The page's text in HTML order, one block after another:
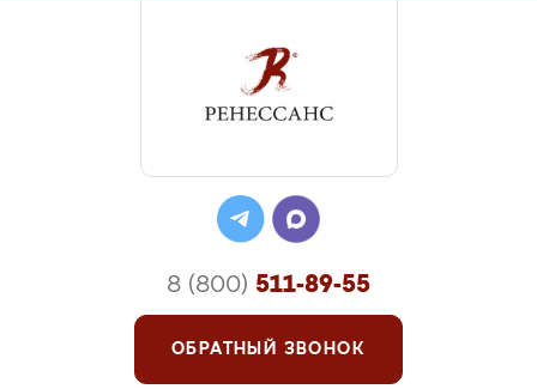
8 (800) 511-89-55
ОБРАТНЫЙ ЗВОНОК